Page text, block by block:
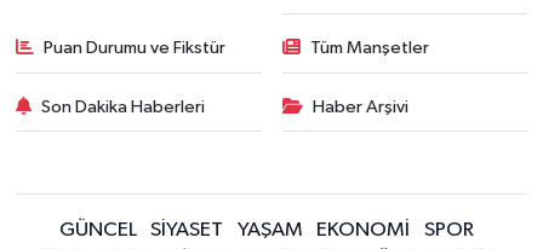
Puan Durumu ve Fikstür Tüm Manşetler
Son Dakika Haberleri Haber Arşivi
GÜNCEL SİYASET YAŞAM EKONOMİ
SPOR